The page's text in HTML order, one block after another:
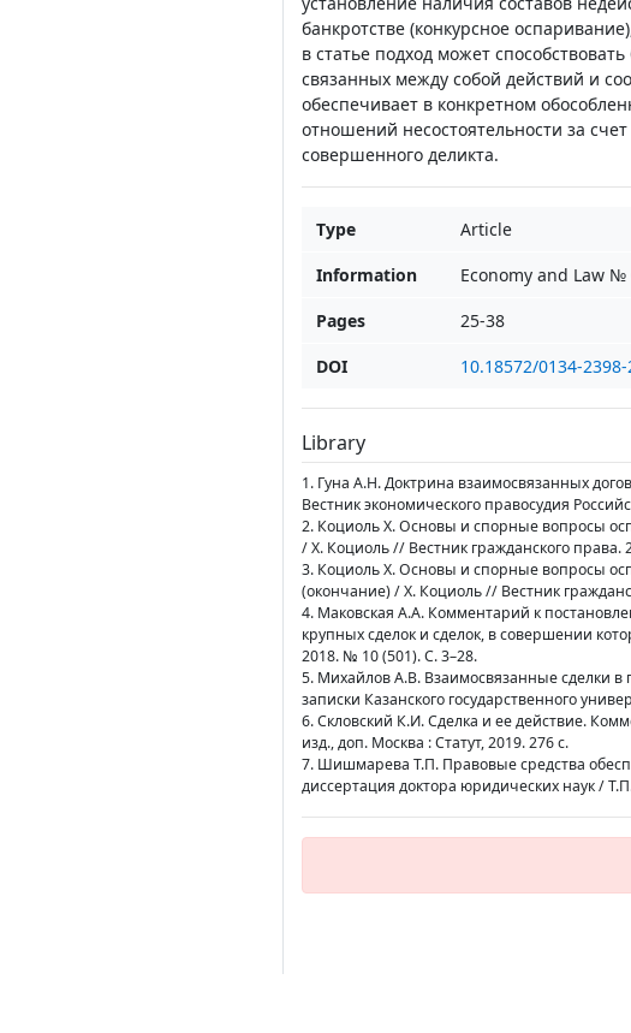
банкротстве (конкурсное
в статье подход может
связанных между собой действий и
обеспечивает в конкретном
отношений несостоятельности за
совершенного деликта.
Type
Article
Information
Economy and Law №
Pages
25-38
DOI
10.18572/0134-
Library
1. Гуна А.Н. Доктрина взаимосвязанных
Вестник экономического правосудия
2. Коциоль Х. Основы и спорные вопросы
/ Х. Коциоль // Вестник гражданского права.
3. Коциоль Х. Основы и спорные вопросы
(окончание) / Х. Коциоль // Вестник
4. Маковская А.А. Комментарий к
крупных сделок и сделок, в совершении
2018. № 10 (501). С. 3–28.
5. Михайлов А.В. Взаимосвязанные сделки
записки Казанского государственного
6. Скловский К.И. Сделка и ее действие.
изд., доп. Москва : Статут, 2019. 276 с.
7. Шишмарева Т.П. Правовые средства
диссертация доктора юридических наук /